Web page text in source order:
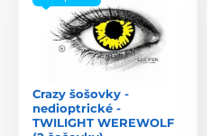
Crazy šošovky -
nedioptrické -
TWILIGHT WEREWOLF